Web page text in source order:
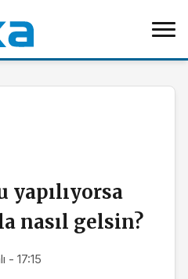
yapılıyorsa
nasıl gelsin?
- 17:15